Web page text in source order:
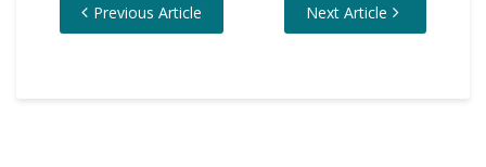
Previous Article Next Article